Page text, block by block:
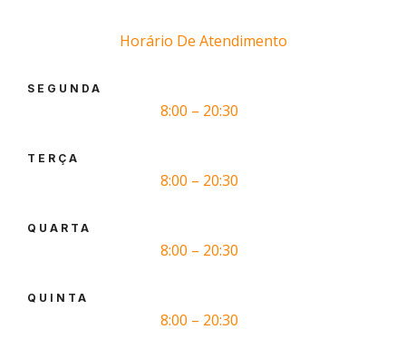
Horário De Atendimento
SEGUNDA
8:00 – 20:30
TERÇA
8:00 – 20:30
QUARTA
8:00 – 20:30
QUINTA
8:00 – 20:30